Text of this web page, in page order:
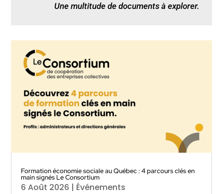
Une multitude de documents à explorer.
Formation économie sociale au Québec : 4 parcours clés en
main signés Le Consortium
6 Août 2026 | Événements